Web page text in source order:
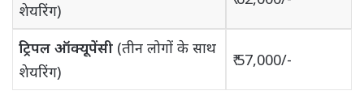
शेयरिंग)
ट्रिपल ऑक्यूपेंसी (तीन लोगों के साथ
शेयरिंग)
₹ 57,000/-